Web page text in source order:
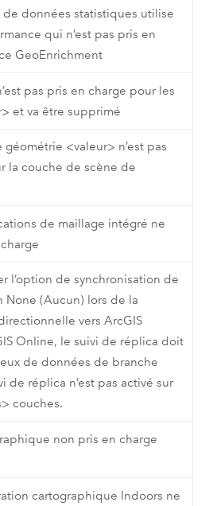
données statistiques utilise
qui n’est pas pris en
GeoEnrichment
pas pris en charge pour les
et va être supprimé
<valeur> n’est pas
la couche de scène de
de maillage intégré ne
l’option de synchronisation de
None (Aucun) lors de la
vers ArcGIS
Online, le suivi de réplica doit
de données de branche
de réplica n’est pas activé sur
couches.
non pris en charge
cartographique Indoors ne